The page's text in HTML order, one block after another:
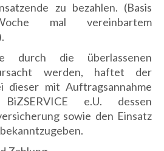
zu bezahlen. (Basis
Woche mal vereinbartem
durch die überlassenen
werden, haftet der
dieser mit Auftragsannahme
e.U. dessen
sowie den Einsatz